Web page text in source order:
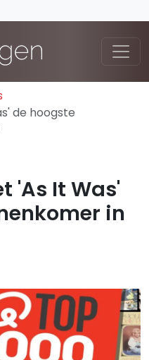
de hoogste
'As It Was'
in